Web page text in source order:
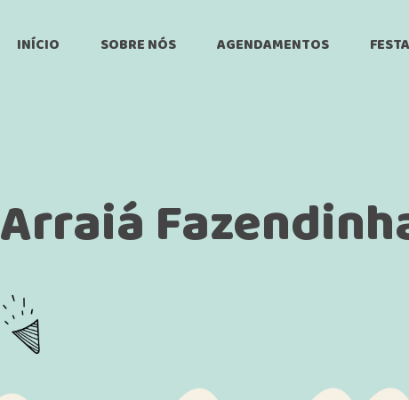
INÍCIO SOBRE NÓS AGENDAMENTOS FESTA
Arraiá